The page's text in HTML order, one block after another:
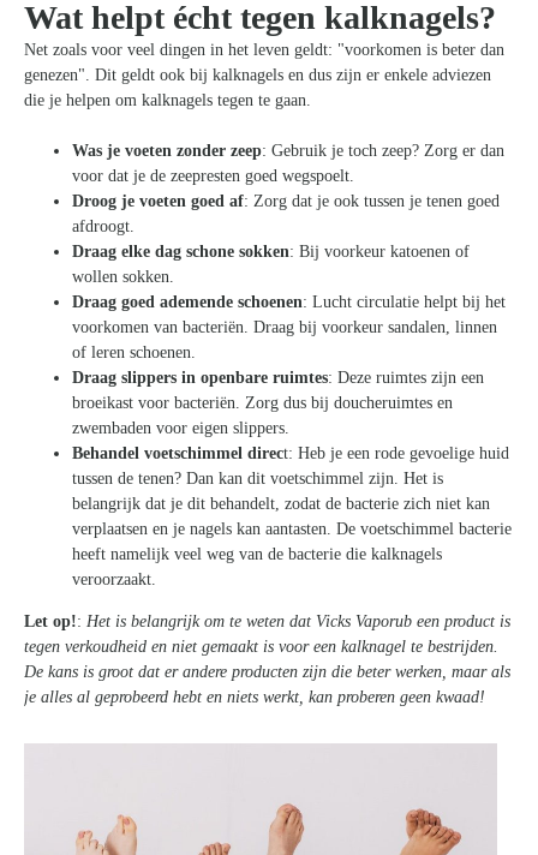
Wat helpt écht tegen kalknagels?
Net zoals voor veel dingen in het leven geldt: "voorkomen is beter dan
genezen". Dit geldt ook bij kalknagels en dus zijn er enkele adviezen
die je helpen om kalknagels tegen te gaan.
Was je voeten zonder zeep: Gebruik je toch zeep? Zorg er dan
voor dat je de zeepresten goed wegspoelt.
Droog je voeten goed af: Zorg dat je ook tussen je tenen goed
afdroogt.
Draag elke dag schone sokken: Bij voorkeur katoenen of
wollen sokken.
Draag goed ademende schoenen: Lucht circulatie helpt bij het
voorkomen van bacteriën. Draag bij voorkeur sandalen, linnen
of leren schoenen.
Draag slippers in openbare ruimtes: Deze ruimtes zijn een
broeikast voor bacteriën. Zorg dus bij doucheruimtes en
zwembaden voor eigen slippers.
Behandel voetschimmel direct: Heb je een rode gevoelige huid
tussen de tenen? Dan kan dit voetschimmel zijn. Het is
belangrijk dat je dit behandelt, zodat de bacterie zich niet kan
verplaatsen en je nagels kan aantasten. De voetschimmel bacterie
heeft namelijk veel weg van de bacterie die kalknagels
veroorzaakt.
Let op!: Het is belangrijk om te weten dat Vicks Vaporub een product is
tegen verkoudheid en niet gemaakt is voor een kalknagel te bestrijden.
De kans is groot dat er andere producten zijn die beter werken, maar als
je alles al geprobeerd hebt en niets werkt, kan proberen geen kwaad!